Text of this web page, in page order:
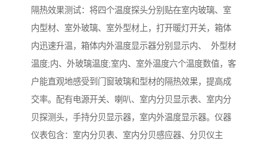
隔热效果测试：将四个温度探头分别贴在室内玻璃、室
内型材、室外玻璃、室外型材上，打开暖灯开关，箱体
内迅速升温，箱体内外温度显示器分别显示内、 外型材
温度;内、外玻璃温度;室内、室外温度六个温度数值，客
户能直观地感受到门窗玻璃和型材的隔热效果，提高成
交率。配有电源开关、喇叭、室内分贝显示表、室内分
贝探测头，手持分贝显示器，室内外温度显示器。仪器
仪表包含：室内分贝表、室内分贝感应器、分贝仪主